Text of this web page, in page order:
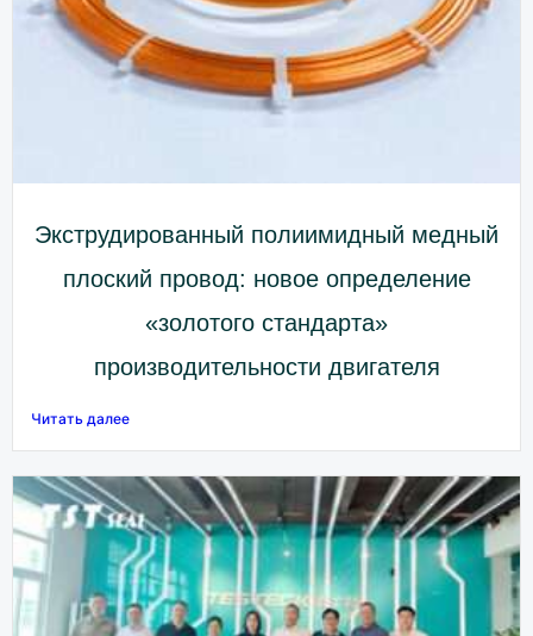
Экструдированный полиимидный медный
плоский провод: новое определение
«золотого стандарта»
производительности двигателя
Читать далее